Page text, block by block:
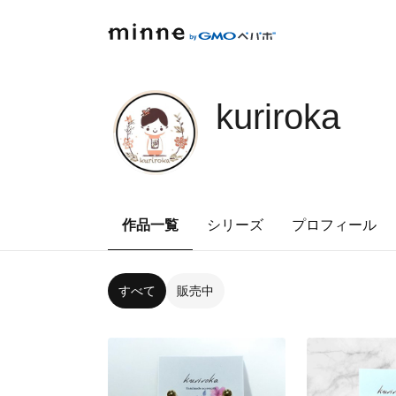
kuriroka
作品一覧 シリーズ プロフィール
すべて 販売中